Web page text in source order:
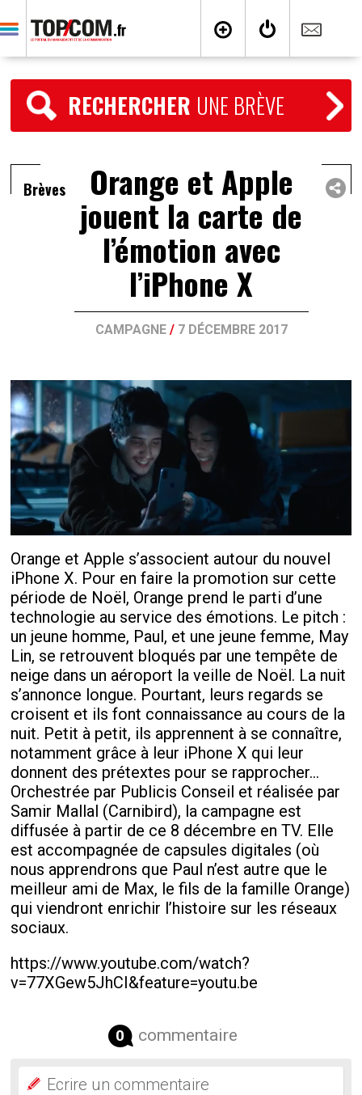
RECHERCHER UNE BRÈVE
Brèves Orange et Apple
jouent la carte de
l’émotion avec
l’iPhone X
CAMPAGNE/ 7 DÉCEMBRE 2017
Orange et Apple s’associent autour du nouvel
iPhone X. Pour en faire la promotion sur cette
période de Noël, Orange prend le parti d’une
technologie au service des émotions. Le pitch :
un jeune homme, Paul, et une jeune femme, May
Lin, se retrouvent bloqués par une tempête de
neige dans un aéroport la veille de Noël. La nuit
s’annonce longue. Pourtant, leurs regards se
croisent et ils font connaissance au cours de la
nuit. Petit à petit, ils apprennent à se connaître,
notamment grâce à leur iPhone X qui leur
donnent des prétextes pour se rapprocher…
Orchestrée par Publicis Conseil et réalisée par
Samir Mallal (Carnibird), la campagne est
diffusée à partir de ce 8 décembre en TV. Elle
est accompagnée de capsules digitales (où
nous apprendrons que Paul n’est autre que le
meilleur ami de Max, le fils de la famille Orange)
qui viendront enrichir l’histoire sur les réseaux
sociaux.
https://www.youtube.com/watch?
v=77XGew5JhCI&feature=youtu.be
0 commentaire
Ecrire un commentaire